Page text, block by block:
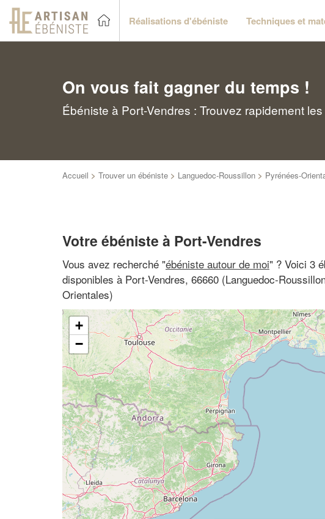
Réalisations d'ébéniste Techniques et
On vous fait gagner du temps !
Ébéniste à Port-Vendres : Trouvez rapidement
Accueil > Trouver un ébéniste > Languedoc-Roussillon > Pyrénées-
Votre ébéniste à Port-Vendres
Vous avez recherché "ébéniste autour de moi" ? Voici 3
disponibles à Port-Vendres, 66660 (Languedoc-
Orientales)
+
−